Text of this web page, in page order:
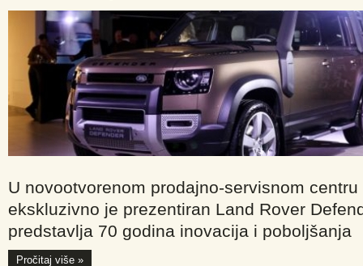
U novootvorenom prodajno-servisnom
ekskluzivno je prezentiran Land Rover
predstavlja 70 godina inovacija i poboljšanja
Pročitaj više »